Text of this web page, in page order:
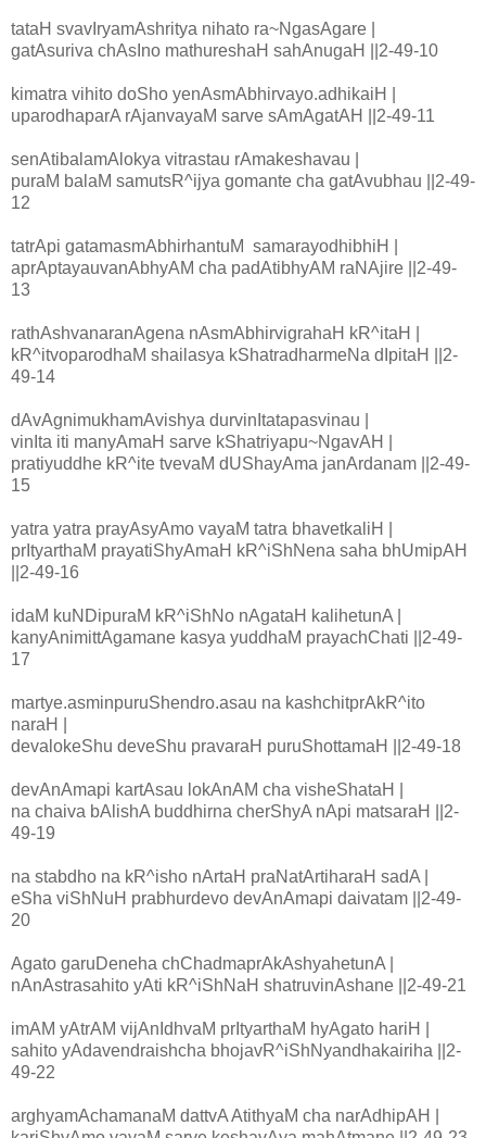
tataH svavIryamAshritya nihato ra~NgasAgare |
gatAsuriva chAsIno mathureshaH sahAnugaH ||2-49-10
kimatra vihito doSho yenAsmAbhirvayo.adhikaiH |
uparodhaparA rAjanvayaM sarve sAmAgatAH ||2-49-11
senAtibalamAlokya vitrastau rAmakeshavau |
puraM balaM samutsR^ijya gomante cha gatAvubhau ||2-49-
12
tatrApi gatamasmAbhirhantuM samarayodhibhiH |
aprAptayauvanAbhyAM cha padAtibhyAM raNAjire ||2-49-
13
rathAshvanaranAgena nAsmAbhirvigrahaH kR^itaH |
kR^itvoparodhaM shailasya kShatradharmeNa dIpitaH ||2-
49-14
dAvAgnimukhamAvishya durvinItatapasvinau |
vinIta iti manyAmaH sarve kShatriyapu~NgavAH |
pratiyuddhe kR^ite tvevaM dUShayAma janArdanam ||2-49-
15
yatra yatra prayAsyAmo vayaM tatra bhavetkaliH |
prItyarthaM prayatiShyAmaH kR^iShNena saha bhUmipAH
||2-49-16
idaM kuNDipuraM kR^iShNo nAgataH kalihetunA |
kanyAnimittAgamane kasya yuddhaM prayachChati ||2-49-
17
martye.asminpuruShendro.asau na kashchitprAkR^ito
naraH |
devalokeShu deveShu pravaraH puruShottamaH ||2-49-18
devAnAmapi kartAsau lokAnAM cha visheShataH |
na chaiva bAlishA buddhirna cherShyA nApi matsaraH ||2-
49-19
na stabdho na kR^isho nArtaH praNatArtiharaH sadA |
eSha viShNuH prabhurdevo devAnAmapi daivatam ||2-49-
20
Agato garuDeneha chChadmaprAkAshyahetunA |
nAnAstrasahito yAti kR^iShNaH shatruvinAshane ||2-49-21
imAM yAtrAM vijAnIdhvaM prItyarthaM hyAgato hariH |
sahito yAdavendraishcha bhojavR^iShNyandhakairiha ||2-
49-22
arghyamAchamanaM dattvA AtithyaM cha narAdhipAH |